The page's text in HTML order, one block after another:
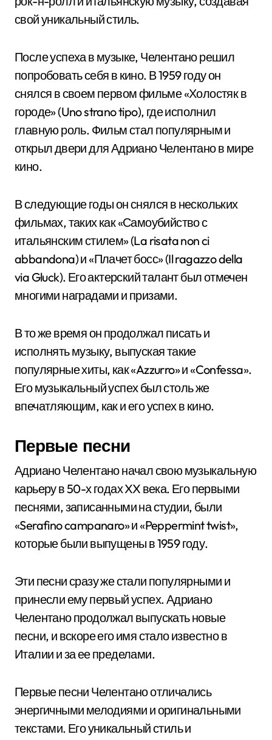
свой уникальный стиль.
После успеха в музыке, Челентано решил
попробовать себя в кино. В 1959 году он
снялся в своем первом фильме «Холостяк в
городе» (Uno strano tipo), где исполнил
главную роль. Фильм стал популярным и
открыл двери для Адриано Челентано в мире
кино.
В следующие годы он снялся в нескольких
фильмах, таких как «Самоубийство с
итальянским стилем» (La risata non ci
abbandona) и «Плачет босс» (Il ragazzo della
via Gluck). Его актерский талант был отмечен
многими наградами и призами.
В то же время он продолжал писать и
исполнять музыку, выпуская такие
популярные хиты, как «Azzurro» и «Confessa».
Его музыкальный успех был столь же
впечатляющим, как и его успех в кино.
Первые песни
Адриано Челентано начал свою музыкальную
карьеру в 50-х годах XX века. Его первыми
песнями, записанными на студии, были
«Serafino campanaro» и «Peppermint twist»,
которые были выпущены в 1959 году.
Эти песни сразу же стали популярными и
принесли ему первый успех. Адриано
Челентано продолжал выпускать новые
песни, и вскоре его имя стало известно в
Италии и за ее пределами.
Первые песни Челентано отличались
энергичными мелодиями и оригинальными
текстами. Его уникальный стиль и